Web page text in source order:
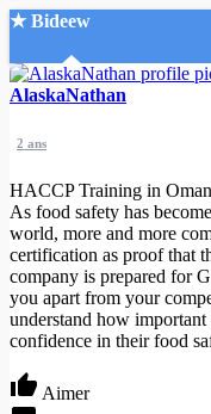
★ Bideew
Accueil
Recherche
Mon compte
Connexion
Créer un
AlaskaNathan
2 ans
HACCP Training in Oman
As food safety has
world, more and more
certification as proof that
company is prepared for
you apart from your
understand how
confidence in their food
Aimer